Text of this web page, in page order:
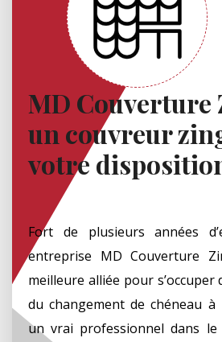
MD Couverture
un couvreur
votre
Fort de plusieurs années
entreprise MD Couverture
meilleure alliée pour
du changement de chéneau à
un vrai professionnel dans le